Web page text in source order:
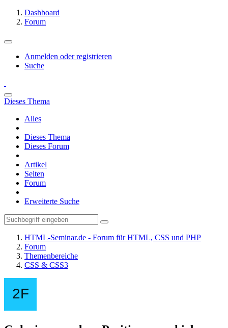
Dashboard
Forum
Anmelden oder registrieren
Suche
Dieses Thema
Alles
Dieses Thema
Dieses Forum
Artikel
Seiten
Forum
Erweiterte Suche
HTML-Seminar.de - Forum für HTML, CSS und PHP
Forum
Themenbereiche
CSS & CSS3